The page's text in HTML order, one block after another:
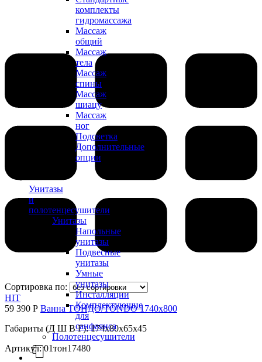
комплекты
гидромассажа
Массаж
общий
Массаж
тела
Массаж
спины
Массаж
шиацу
Массаж
ног
Подсветка
Дополнительные
опции
Унитазы
и
полотенцесушители
Унитазы
Напольные
унитазы
Подвесные
унитазы
Умные
унитазы
Инсталляции
Комплектующие
для
санфаянса
Полотенцесушители
Сортировка по:
HIT
59 390 Р Ванна ТОНДО/TONDO 1740х800
Габариты (Д Ш В Г): 174x80x65x45
Артикул: 01тон17480